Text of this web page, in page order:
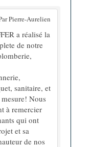
Pierre-Aurelien
a réalisé la
de notre
sanitaire, et
Nous
à remercier
qui ont
et sa
de nos